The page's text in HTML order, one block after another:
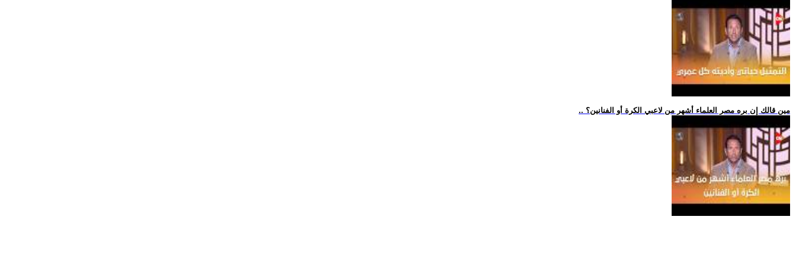
.. مين قالك إن بره مصر العلماء أشهر من لاعبي الكرة أو الفنانين؟